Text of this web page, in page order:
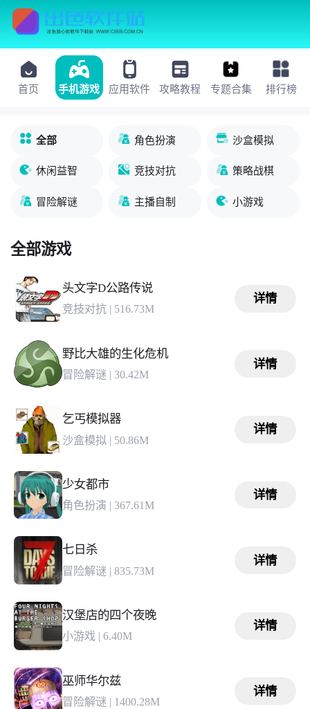
首页 手机游戏 应用软件 攻略教程 专题合集 排行榜
全部 角色扮演 沙盒模拟
休闲益智 竞技对抗 策略战棋
冒险解谜 主播自制 小游戏
全部游戏
头文字D公路传说
竞技对抗| 516.73M
详情
野比大雄的生化危机
冒险解谜 | 30.42M
详情
乞丐模拟器
沙盒模拟 | 50.86M
详情
少女都市
角色扮演 | 367.61M
详情
七日杀
冒险解谜 | 835.73M
详情
汉堡店的四个夜晚
小游戏| 6.40M
详情
巫师华尔兹
冒险解谜 | 1400.28M
详情